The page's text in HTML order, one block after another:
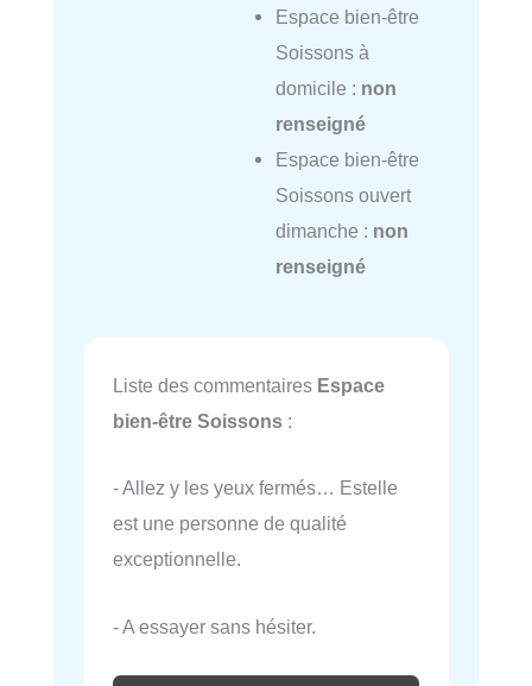
Espace bien-être
Soissons à
domicile : non
renseigné
Espace bien-être
Soissons ouvert
dimanche : non
renseigné
Liste des commentaires Espace
bien-être Soissons :
- Allez y les yeux fermés… Estelle
est une personne de qualité
exceptionnelle.
- A essayer sans hésiter.